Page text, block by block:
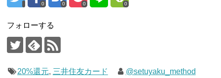
0 0 0 0
フォローする
20%還元, 三井住友カード @setuyaku_method